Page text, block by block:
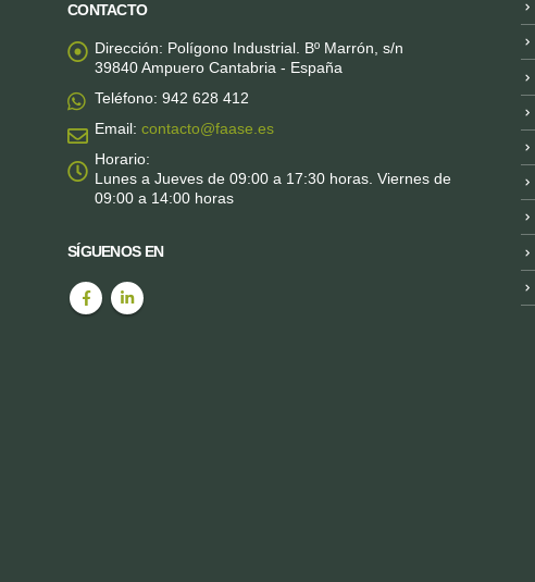
CONTACTO
Dirección: Polígono Industrial. Bº Marrón, s/n
39840 Ampuero Cantabria - España
Teléfono: 942 628 412
Email: contacto@faase.es
Horario:
Lunes a Jueves de 09:00 a 17:30 horas. Viernes de
09:00 a 14:00 horas
SÍGUENOS EN